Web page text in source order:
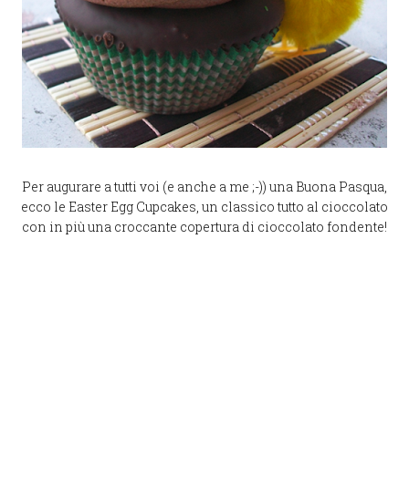
Per augurare a tutti voi (e anche a me ;-)) una Buona Pasqua,
ecco le Easter Egg Cupcakes, un classico tutto al cioccolato
con in più una croccante copertura di cioccolato fondente!